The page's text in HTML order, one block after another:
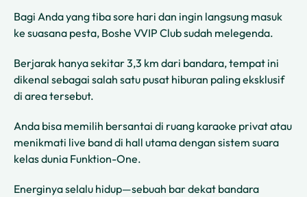
Bagi Anda yang tiba sore hari dan ingin langsung masuk
ke suasana pesta, Boshe VVIP Club sudah melegenda.
Berjarak hanya sekitar 3,3 km dari bandara, tempat ini
dikenal sebagai salah satu pusat hiburan paling eksklusif
di area tersebut.
Anda bisa memilih bersantai di ruang karaoke privat atau
menikmati live band di hall utama dengan sistem suara
kelas dunia Funktion-One.
Energinya selalu hidup—sebuah bar dekat bandara